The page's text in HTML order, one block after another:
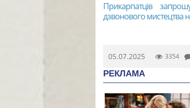
Прикарпатців
дзвонового мистецтва
05.07.2025 3354
РЕКЛАМА